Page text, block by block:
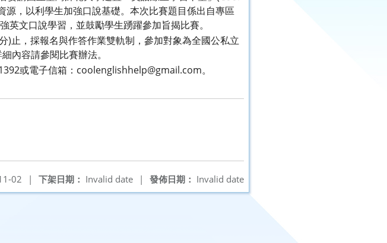
，以利學生加強口說基礎。本次比賽題目係出自專區
英文口說學習，並鼓勵學生踴躍參加旨揭比賽。
止，採報名與作答作業雙軌制，參加對象為全國公私立
內容請參閱比賽辦法。
或電子信箱：coolenglishhelp@gmail.com。
發佈日期： Invalid date
下架日期： Invalid date |
02 |